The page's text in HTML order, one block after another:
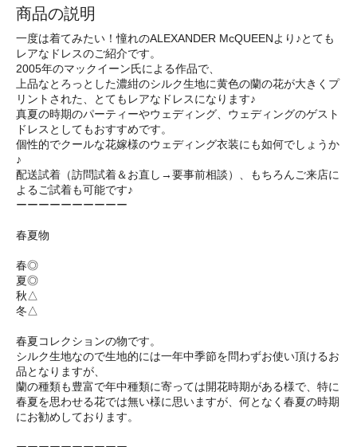
商品の説明
一度は着てみたい！憧れのALEXANDER McQUEENより♪とても
レアなドレスのご紹介です。
2005年のマックイーン氏による作品で、
上品なとろっとした濃紺のシルク生地に黄色の蘭の花が大きくプ
リントされた、とてもレアなドレスになります♪
真夏の時期のパーティーやウェディング、ウェディングのゲスト
ドレスとしてもおすすめです。
個性的でクールな花嫁様のウェディング衣装にも如何でしょうか
♪
配送試着（訪問試着＆お直し→要事前相談）、もちろんご来店に
よるご試着も可能です♪
ーーーーーーーーーー
春夏物
春◎
夏◎
秋△
冬△
春夏コレクションの物です。
シルク生地なので生地的には一年中季節を問わずお使い頂けるお
品となりますが、
蘭の種類も豊富で年中種類に寄っては開花時期がある様で、特に
春夏を思わせる花では無い様に思いますが、何となく春夏の時期
にお勧めしております。